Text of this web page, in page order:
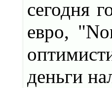
сегодня
евро,
деньги